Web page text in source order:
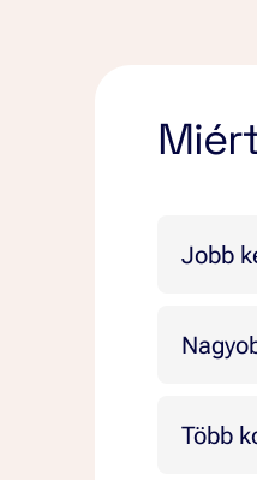
Jobb
Több